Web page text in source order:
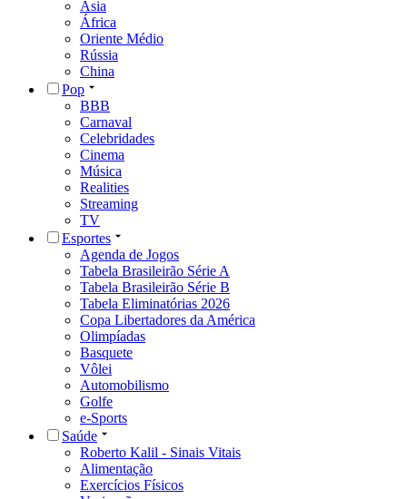
Ásia
África
Oriente Médio
Rússia
China
Pop
BBB
Carnaval
Celebridades
Cinema
Música
Realities
Streaming
TV
Esportes
Agenda de Jogos
Tabela Brasileirão Série A
Tabela Brasileirão Série B
Tabela Eliminatórias 2026
Copa Libertadores da América
Olimpíadas
Basquete
Vôlei
Automobilismo
Golfe
e-Sports
Saúde
Roberto Kalil - Sinais Vitais
Alimentação
Exercícios Físicos